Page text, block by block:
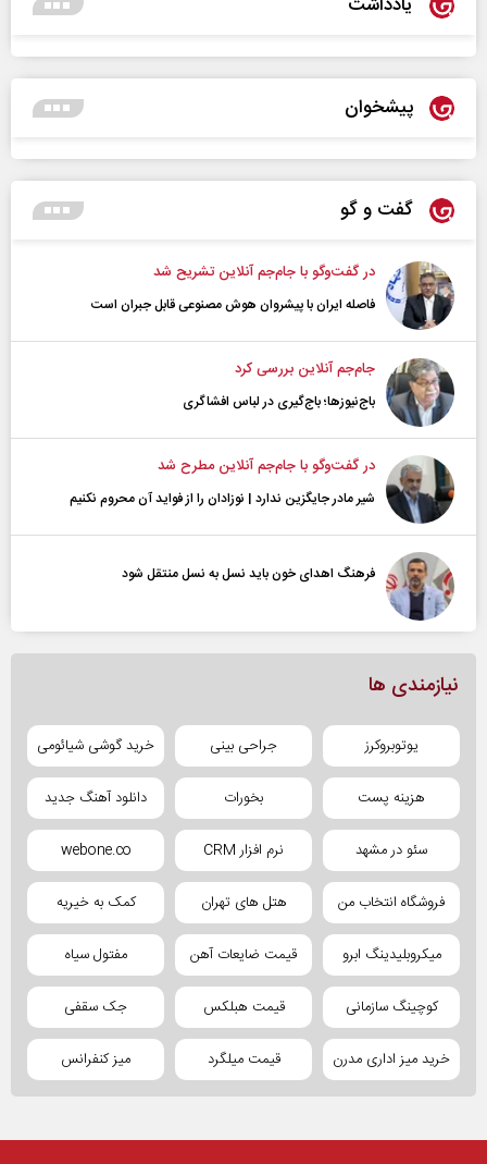
پیشخوان
گفت و گو
در گفت‌و‌گو با جام‌جم آنلاین تشریح شد
فاصله ایران با پیشرو‌ان هوش مصنوعی قابل جبران است
جام‌جم آنلاین بررسی کرد
باج‌نیوزها؛ باج‌گیری در لباس افشاگری
در گفت‌و‌گو با جام‌جم آنلاین مطرح شد
شیر مادر جایگزین ندارد | نوزادان را از فواید آن محروم نکنیم
فرهنگ اهدای خون باید نسل به نسل منتقل شود
نیازمندی ها
یوتوبروکرز جراحی بینی خرید گوشی شیائومی
هزینه پست بخورات دانلود آهنگ جدید
سئو در مشهد نرم افزار CRM webone.co
فروشگاه انتخاب من هتل های تهران کمک به خیریه
میکروبلیدینگ ابرو قیمت ضایعات آهن مفتول سیاه
کوچینگ سازمانی قیمت هبلکس جک سقفی
خرید میز اداری مدرن قیمت میلگرد میز کنفرانس